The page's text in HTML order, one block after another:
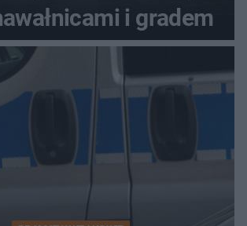
i gradem